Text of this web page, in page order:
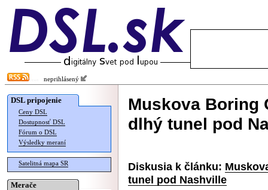
neprihlásený
DSL pripojenie
Ceny DSL
Dostupnosť DSL
Fórum o DSL
Výsledky meraní
Satelitná mapa SR
Merače
Muskova Boring
dlhý tunel pod
Diskusia k článku:
tunel pod Nashville